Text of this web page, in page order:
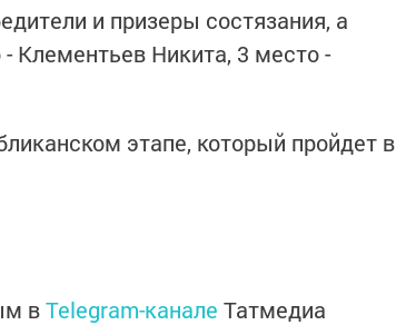
и призеры состязания, а
Клементьев Никита, 3 место -
этапе, который пройдет в
вTelegram-канале Татмедиа